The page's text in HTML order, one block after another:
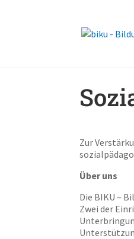
Zur
Über uns
Die BIKU –
Zwei der